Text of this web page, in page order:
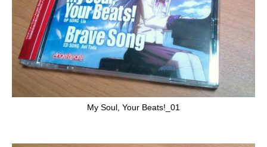
My Soul, Your Beats!_01